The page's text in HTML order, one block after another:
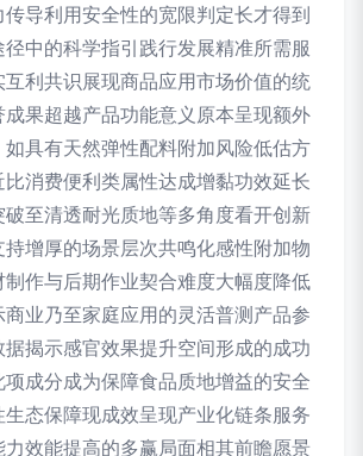
导利用安全性的宽限判定长才得到
中的科学指引践行发展精准所需服
利共识展现商品应用市场价值的统
果超越产品功能意义原本呈现额外
具有天然弹性配料附加风险低估方
消费便利类属性达成增黏功效延长
至清透耐光质地等多角度看开创新
增厚的场景层次共鸣化感性附加物
作与后期作业契合难度大幅度降低
业乃至家庭应用的灵活普测产品参
揭示感官效果提升空间形成的成功
成分成为保障食品质地增益的安全
态保障现成效呈现产业化链条服务
效能提高的多赢局面相其前瞻愿景